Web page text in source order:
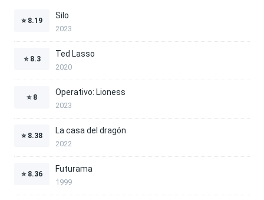
⭐ 8.19
Silo
2023
⭐ 8.3
Ted Lasso
2020
⭐ 8
Operativo: Lioness
2023
⭐ 8.38
La casa del dragón
2022
⭐ 8.36
Futurama
1999